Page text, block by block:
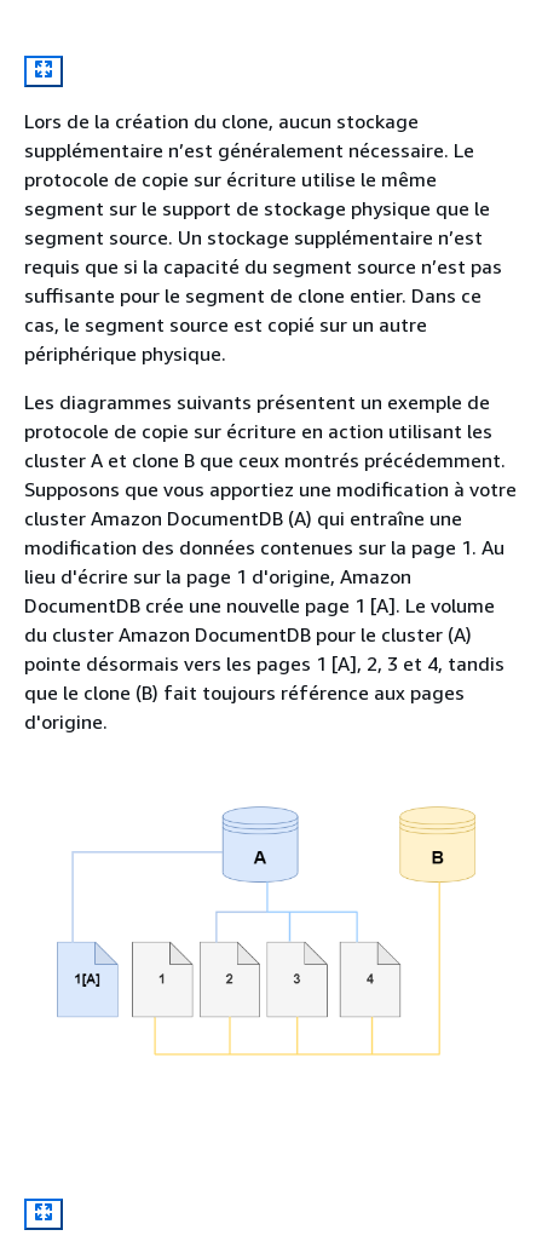
Lors de la création du clone, aucun stockage
supplémentaire n’est généralement nécessaire. Le
protocole de copie sur écriture utilise le même
segment sur le support de stockage physique que le
segment source. Un stockage supplémentaire n’est
requis que si la capacité du segment source n’est pas
suffisante pour le segment de clone entier. Dans ce
cas, le segment source est copié sur un autre
périphérique physique.
Les diagrammes suivants présentent un exemple de
protocole de copie sur écriture en action utilisant les
cluster A et clone B que ceux montrés précédemment.
Supposons que vous apportiez une modification à votre
cluster Amazon DocumentDB (A) qui entraîne une
modification des données contenues sur la page 1. Au
lieu d'écrire sur la page 1 d'origine, Amazon
DocumentDB crée une nouvelle page 1 [A]. Le volume
du cluster Amazon DocumentDB pour le cluster (A)
pointe désormais vers les pages 1 [A], 2, 3 et 4, tandis
que le clone (B) fait toujours référence aux pages
d'origine.